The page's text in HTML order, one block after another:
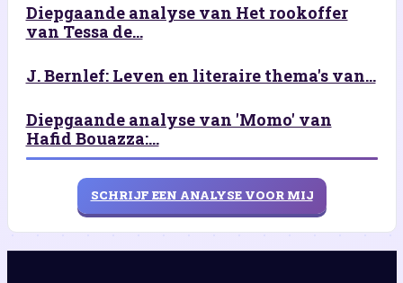
Diepgaande analyse van Het rookoffer
van Tessa de...
J. Bernlef: Leven en literaire thema's van...
Diepgaande analyse van 'Momo' van
Hafid Bouazza:...
SCHRIJF EEN ANALYSE VOOR MIJ